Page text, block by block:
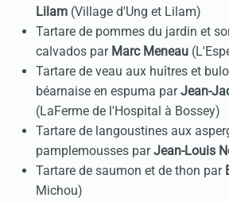
Lilam (Village d'Ung et Lilam)
Tartare de pommes du jardin et
calvados par Marc Meneau
Tartare de veau aux huîtres et
béarnaise en espuma parJean-
(LaFerme de l'Hospital à Bossey)
Tartare de langoustines aux
pamplemousses parJean-Louis
Tartare de saumon et de thon par
Michou)